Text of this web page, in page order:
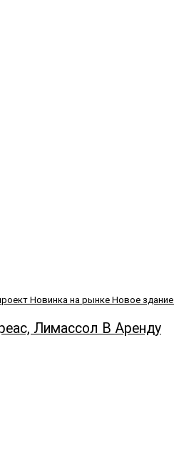
Новинка на рынке Новое здание
Лимассол В Аренду